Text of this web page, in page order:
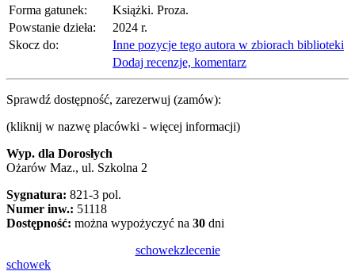
Forma gatunek:
Książki. Proza.
Powstanie dzieła:
2024 r.
Skocz do:
Inne pozycje tego autora w zbiorach biblioteki
Dodaj recenzje, komentarz
Sprawdź dostępność, zarezerwuj (zamów):
(kliknij w nazwę placówki - więcej informacji)
Wyp. dla Dorosłych
Ożarów Maz., ul. Szkolna 2
Sygnatura: 821-3 pol.
Numer inw.: 51118
Dostępność: można wypożyczyć na 30 dni
schowekzlecenie
schowek